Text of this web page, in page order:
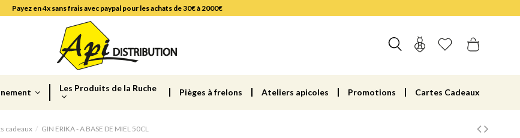
Payez en 4x sans frais avec paypal pour les achats de 30€ à 2000€
Les Produits de la Ruche Pièges à frelons Ateliers apicoles Promotions Cartes Cadeaux
cadeaux GIN ERIKA - A BASE DE MIEL 50CL